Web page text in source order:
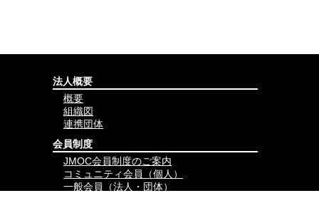
法人概要
概要
組織図
連携団体
会員制度
JMOC会員制度のご案内
コミュニティ会員（個人）
一般会員（法人・団体）